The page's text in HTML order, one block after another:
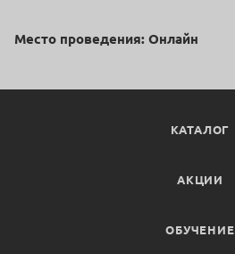
Место проведения: Онлайн
КАТАЛОГ
АКЦИИ
ОБУЧЕНИЕ